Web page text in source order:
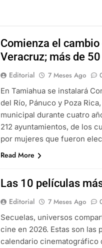
Comienza el
Veracruz; más de
Editorial 7 Meses Ago
En Tamiahua se instalará
del Río, Pánuco y Poza
municipal durante cuatro
212 ayuntamientos, de los
por mujeres que fueron
Read More
Las 10 películas
Editorial 7 Meses Ago
Secuelas, universos
cine en 2026. Estas son las
calendario cinematográfico